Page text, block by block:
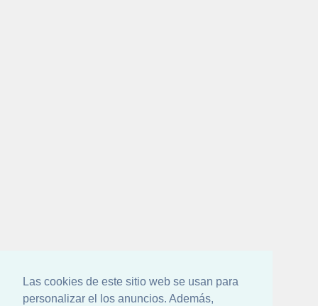
Las cookies de este sitio web se usan para
personalizar el los anuncios. Además,